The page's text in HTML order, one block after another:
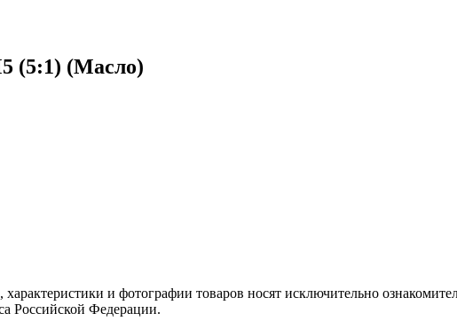
(5:1) (Масло)
и фотографии товаров носят исключительно
Российской Федерации.